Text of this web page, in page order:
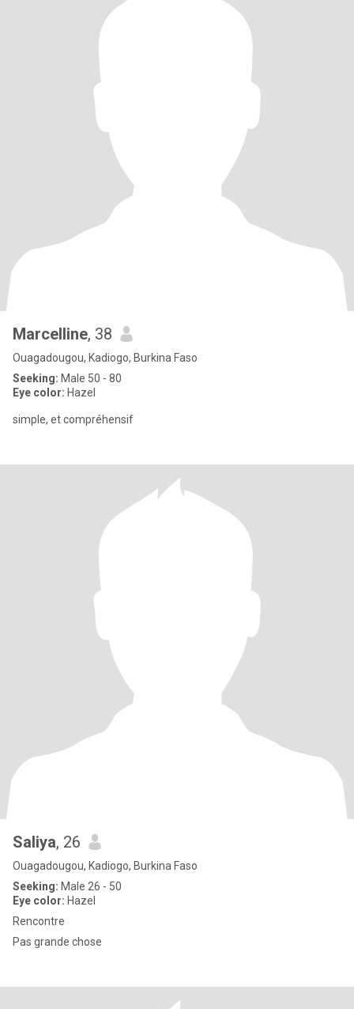
Marcelline, 38
Ouagadougou, Kadiogo, Burkina Faso
Seeking: Male 50 - 80
Eye color: Hazel
simple, et compréhensif
Saliya, 26
Ouagadougou, Kadiogo, Burkina Faso
Seeking: Male 26 - 50
Eye color: Hazel
Rencontre
Pas grande chose